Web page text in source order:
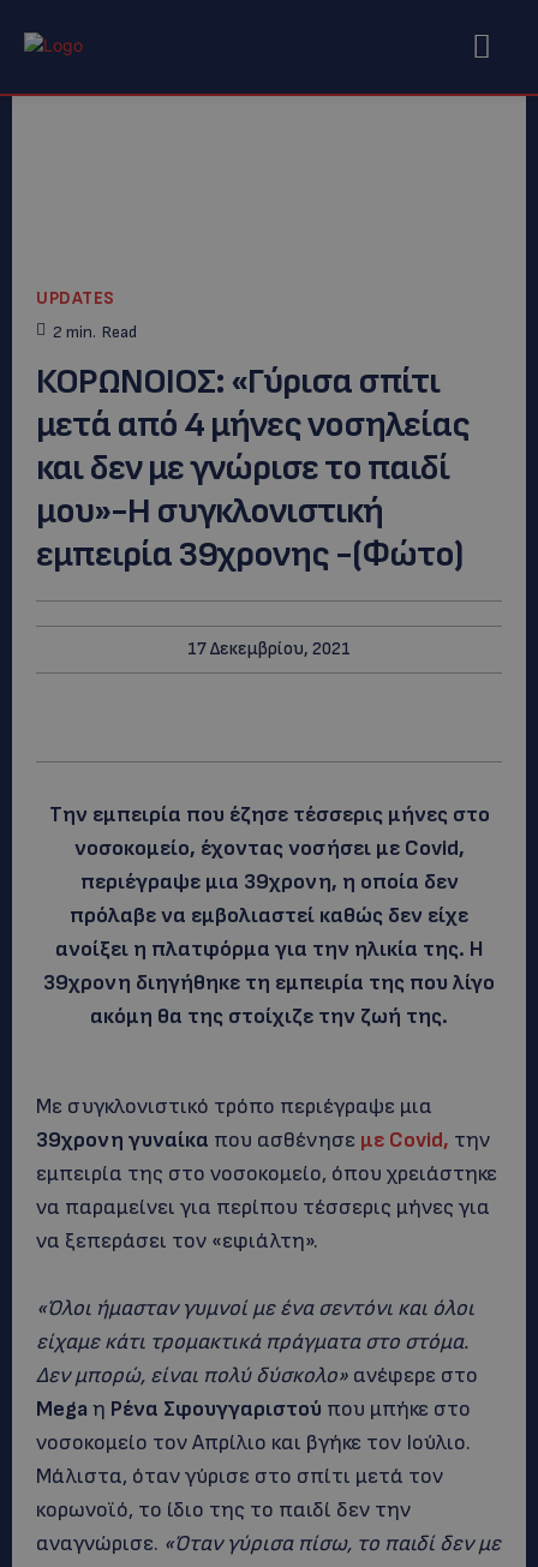
UPDATES
2 min. Read
ΚΟΡΩΝΟΙΟΣ: «Γύρισα σπίτι
μετά από 4 μήνες νοσηλείας
και δεν με γνώρισε το παιδί
μου»-Η συγκλονιστική
εμπειρία 39χρονης -(Φώτο)
17 Δεκεμβρίου, 2021
Την εμπειρία που έζησε τέσσερις μήνες στο
νοσοκομείο, έχοντας νοσήσει με Covid,
περιέγραψε μια 39χρονη, η οποία δεν
πρόλαβε να εμβολιαστεί καθώς δεν είχε
ανοίξει η πλατφόρμα για την ηλικία της. Η
39χρονη διηγήθηκε τη εμπειρία της που λίγο
ακόμη θα της στοίχιζε την ζωή της.
Με συγκλονιστικό τρόπο περιέγραψε μια
39χρονη γυναίκα που ασθένησε με Covid, την
εμπειρία της στο νοσοκομείο, όπου χρειάστηκε
να παραμείνει για περίπου τέσσερις μήνες για
να ξεπεράσει τον «εφιάλτη».
«Όλοι ήμασταν γυμνοί με ένα σεντόνι και όλοι
είχαμε κάτι τρομακτικά πράγματα στο στόμα.
Δεν μπορώ, είναι πολύ δύσκολο» ανέφερε στο
Mega η Ρένα Σφουγγαριστού που μπήκε στο
νοσοκομείο τον Απρίλιο και βγήκε τον Ιούλιο.
Μάλιστα, όταν γύρισε στο σπίτι μετά τον
κορωνοϊό, το ίδιο της το παιδί δεν την
αναγνώρισε. «Όταν γύρισα πίσω, το παιδί δεν με